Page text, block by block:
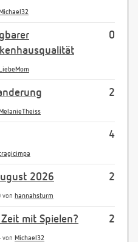
Michael32
0
LiebeMom
2
MelanieTheiss
4
tragicimpa
2
2026
von hannahsturm
2
mit Spielen?
von Michael32